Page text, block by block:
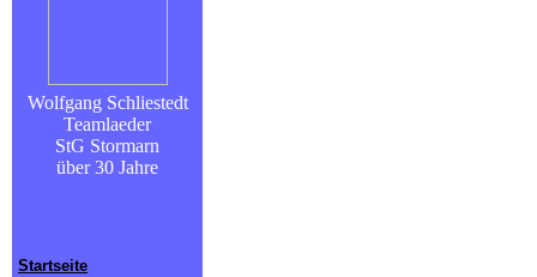
Wolfgang Schliestedt
Teamlaeder
StG Stormarn
über 30 Jahre
Startseite